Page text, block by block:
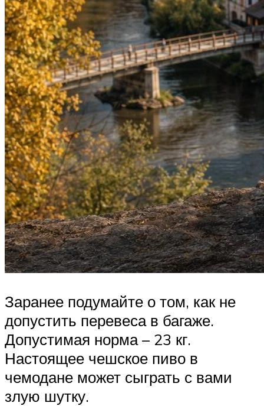
Заранее подумайте о том, как не
допустить перевеса в багаже.
Допустимая норма – 23 кг.
Настоящее чешское пиво в
чемодане может сыграть с вами
злую шутку.